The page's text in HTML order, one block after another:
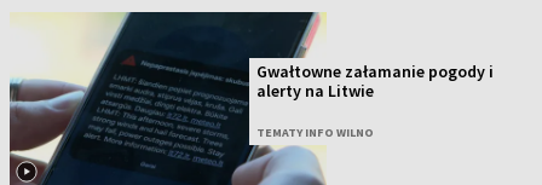
Gwałtowne załamanie pogody i
alerty na Litwie
TEMATY INFO WILNO